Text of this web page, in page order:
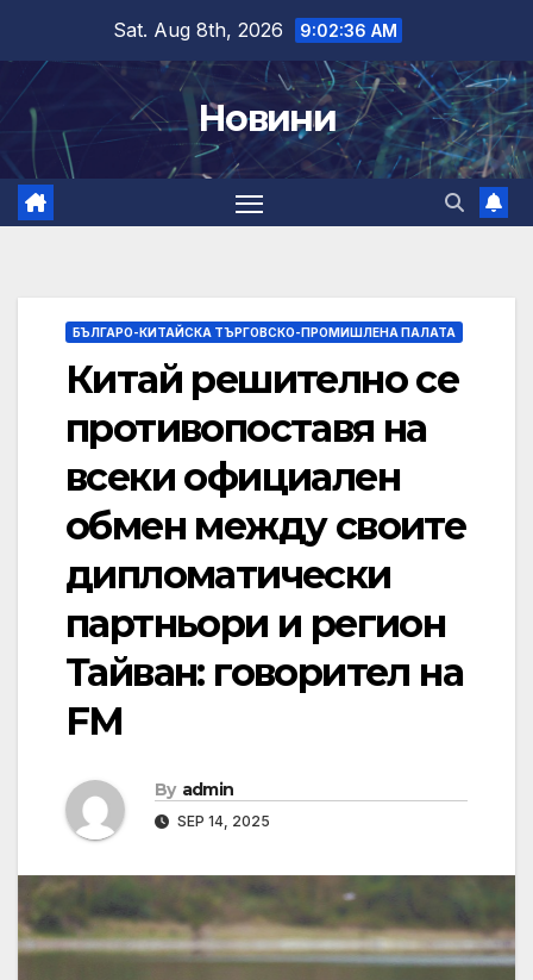
content
Sat. Aug 8th, 2026 9:02:37 AM
Новини
БЪЛГАРО-КИТАЙСКА ТЪРГОВСКО-ПРОМИШЛЕНА ПАЛАТА
Китай решително се
противопоставя на
всеки официален
обмен между своите
дипломатически
партньори и регион
Тайван: говорител на
FM
By admin
SEP 14, 2025